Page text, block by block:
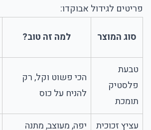
פריטים לגידול אבוקדו:
סוג המוצר למה זה טוב?
טבעת
פלסטיק
תומכת
הכי פשוט וקל, רק
להניח על כוס
עציץ זכוכית
יפה, מעוצב, מתנה